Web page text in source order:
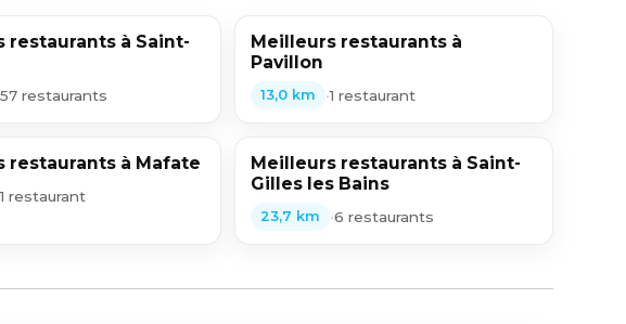
restaurants à Saint-
57 restaurants
Meilleurs restaurants à
Pavillon
13,0 km •1 restaurant
restaurants à Mafate
1 restaurant
Meilleurs restaurants à Saint-
Gilles les Bains
23,7 km •6 restaurants